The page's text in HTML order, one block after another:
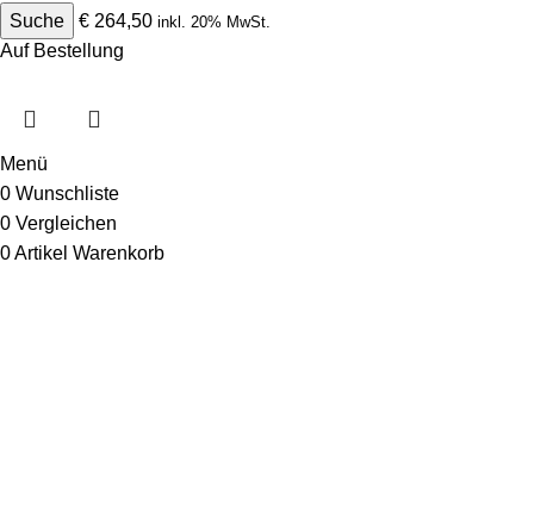
Suche
529,00 € 264,50 inkl. 20% MwSt.
Auf Bestellung
Menü
0 Wunschliste
0 Vergleichen
0Artikel Warenkorb